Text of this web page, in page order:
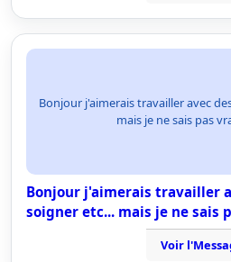
Bonjour j'aimerais travailler avec
mais je ne sais pas
Bonjour j'aimerais travailler
soigner etc... mais je ne sais
Voir